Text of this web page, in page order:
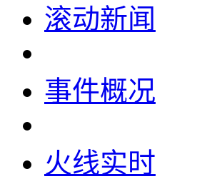
滚动新闻
事件概况
火线实时